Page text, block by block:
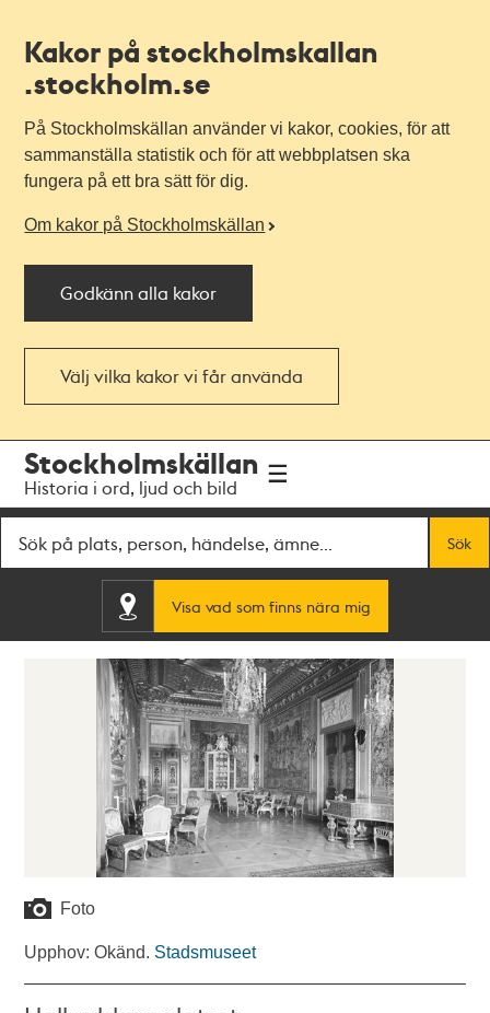
Kakor på stockholmskallan
.stockholm.se
På Stockholmskällan använder vi kakor, cookies, för att
sammanställa statistik och för att webbplatsen ska
fungera på ett bra sätt för dig.
Om kakor på Stockholmskällan
Godkänn alla kakor
Välj vilka kakor vi får använda
navigationen
huvudinnehållet
Stockholmskällan
Historia i ord, ljud och bild
Sök
Visa vad som finns nära mig
Foto
Upphov: Okänd. Stadsmuseet